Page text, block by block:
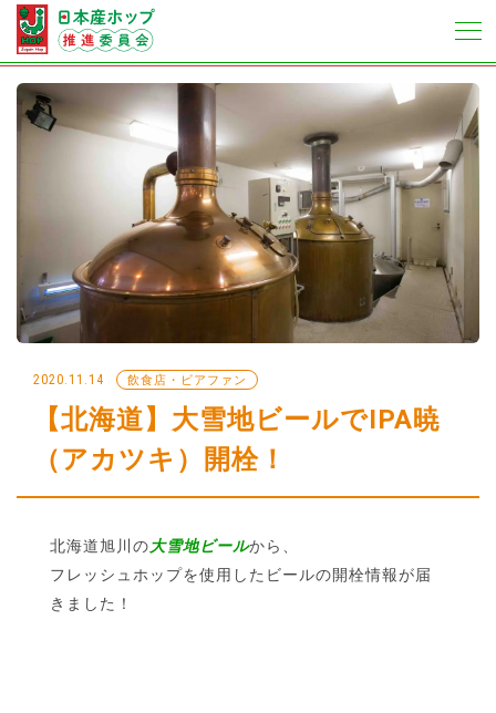
2020.11.14 飲食店・ビアファン
【北海道】大雪地ビールでIPA暁
（アカツキ）開栓！
北海道旭川の大雪地ビールから、
フレッシュホップを使用したビールの開栓情報が届
きました！